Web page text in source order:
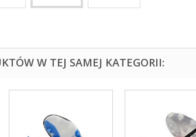
W TEJ SAMEJ KATEGORII: